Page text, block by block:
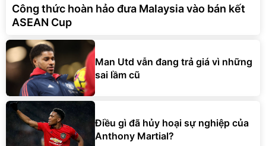
Công thức hoàn hảo đưa Malaysia vào bán kết
ASEAN Cup
Man Utd vẫn đang trả giá vì những
sai lầm cũ
Điều gì đã hủy hoại sự nghiệp của
Anthony Martial?